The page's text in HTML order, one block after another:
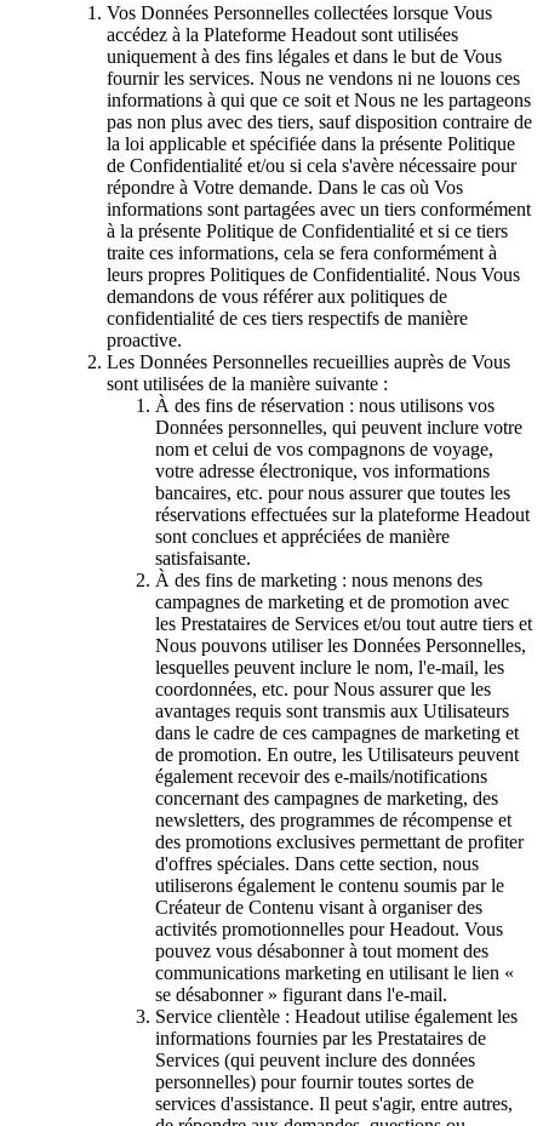
Vos Données Personnelles collectées lorsque Vous
accédez à la Plateforme Headout sont utilisées
uniquement à des fins légales et dans le but de Vous
fournir les services. Nous ne vendons ni ne louons ces
informations à qui que ce soit et Nous ne les partageons
pas non plus avec des tiers, sauf disposition contraire de
la loi applicable et spécifiée dans la présente Politique
de Confidentialité et/ou si cela s'avère nécessaire pour
répondre à Votre demande. Dans le cas où Vos
informations sont partagées avec un tiers conformément
à la présente Politique de Confidentialité et si ce tiers
traite ces informations, cela se fera conformément à
leurs propres Politiques de Confidentialité. Nous Vous
demandons de vous référer aux politiques de
confidentialité de ces tiers respectifs de manière
proactive.
Les Données Personnelles recueillies auprès de Vous
sont utilisées de la manière suivante :
À des fins de réservation : nous utilisons vos
Données personnelles, qui peuvent inclure votre
nom et celui de vos compagnons de voyage,
votre adresse électronique, vos informations
bancaires, etc. pour nous assurer que toutes les
réservations effectuées sur la plateforme Headout
sont conclues et appréciées de manière
satisfaisante.
À des fins de marketing : nous menons des
campagnes de marketing et de promotion avec
les Prestataires de Services et/ou tout autre tiers et
Nous pouvons utiliser les Données Personnelles,
lesquelles peuvent inclure le nom, l'e-mail, les
coordonnées, etc. pour Nous assurer que les
avantages requis sont transmis aux Utilisateurs
dans le cadre de ces campagnes de marketing et
de promotion. En outre, les Utilisateurs peuvent
également recevoir des e-mails/notifications
concernant des campagnes de marketing, des
newsletters, des programmes de récompense et
des promotions exclusives permettant de profiter
d'offres spéciales. Dans cette section, nous
utiliserons également le contenu soumis par le
Créateur de Contenu visant à organiser des
activités promotionnelles pour Headout. Vous
pouvez vous désabonner à tout moment des
communications marketing en utilisant le lien «
se désabonner » figurant dans l'e-mail.
Service clientèle : Headout utilise également les
informations fournies par les Prestataires de
Services (qui peuvent inclure des données
personnelles) pour fournir toutes sortes de
services d'assistance. Il peut s'agir, entre autres,